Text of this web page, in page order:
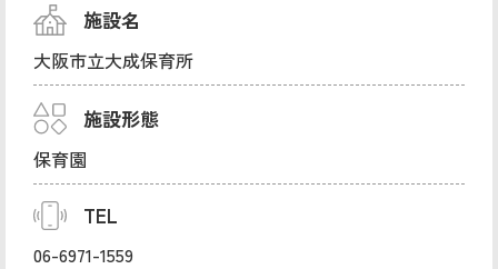
施設名
大阪市立大成保育所
施設形態
保育園
TEL
06-6971-1559